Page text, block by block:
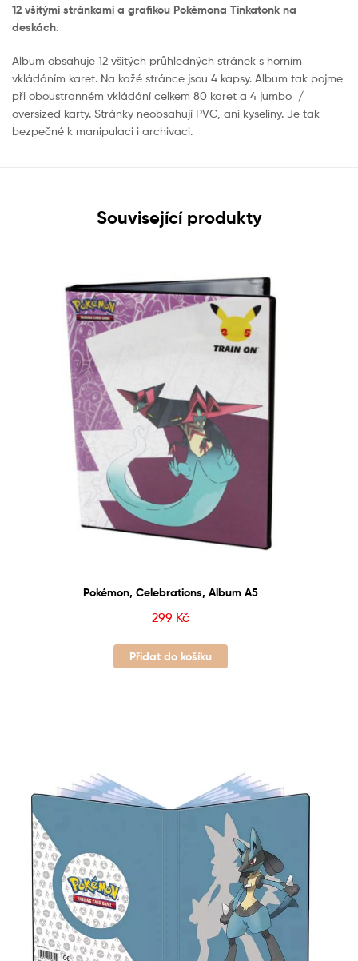
12 všitými stránkami a grafikou Pokémona Tinkatonk na
deskách.
Album obsahuje 12 všitých průhledných stránek s horním
vkládáním karet. Na kažé stránce jsou 4 kapsy. Album tak pojme
při oboustranném vkládání celkem 80 karet a 4 jumbo /
oversized karty. Stránky neobsahují PVC, ani kyseliny. Je tak
bezpečné k manipulaci i archivaci.
Související produkty
Pokémon, Celebrations, Album A5
299 Kč
Přidat do košíku